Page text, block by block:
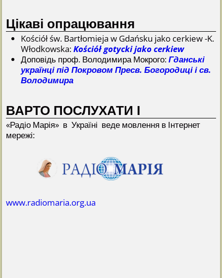
Цікаві опрацювання
Kościół św. Bartłomieja w Gdańsku jako cerkiew -K.
Włodkowska:Kościół gotycki jako cerkiew
Доповідь проф. Володимира Мокрого:Гданські
українці під Покровом Пресв. Богородиці і св.
Володимира
ВАРТО ПОСЛУХАТИ І
«Радіо Марія» в Україні веде мовлення в Інтернет
мережі:
www.radiomaria.org.ua